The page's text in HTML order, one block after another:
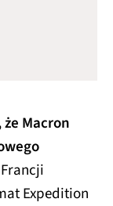
Macron
Expedition